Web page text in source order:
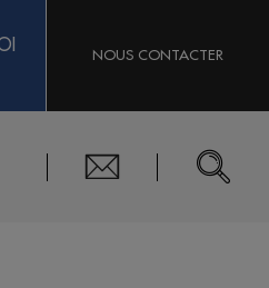
NOUS CONTACTER